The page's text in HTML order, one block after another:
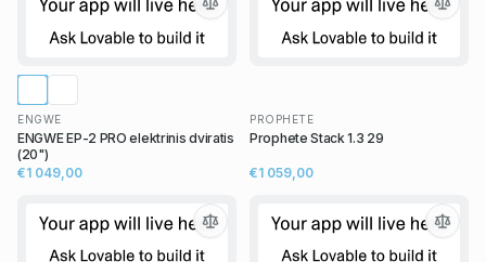
ENGWE
ENGWE EP-2 PRO elektrinis dviratis
(20")
€1 049,00
PROPHETE
Prophete Stack 1.3 29
€1 059,00